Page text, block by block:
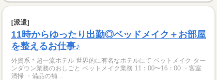
[派遣]
11時からゆったり出勤◎ベッドメイク＋お部屋
を整えるお仕事♪
外資系＊超一流ホテル 世界的に有名なホテルにて ベットメイク ター
ンダウン業務のおしごと ベットメイク業務 11：00〜16：00 ・客室
清掃 ・備品の補...